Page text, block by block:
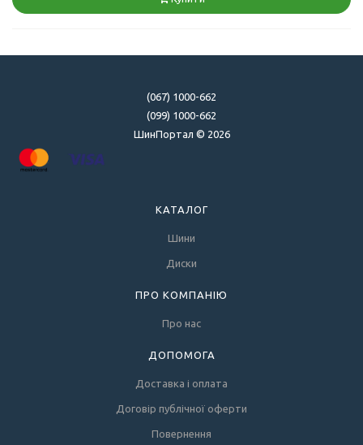
(067) 1000-662
(099) 1000-662
ШинПортал © 2026
КАТАЛОГ
Шини
Диски
ПРО КОМПАНІЮ
Про нас
ДОПОМОГА
Доставка і оплата
Договір публічної оферти
Повернення